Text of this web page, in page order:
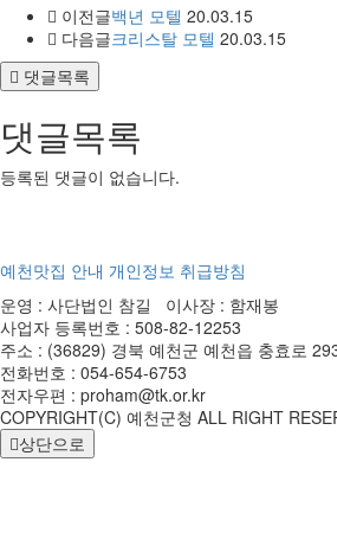
이전글백년 모텔 20.03.15
다음글크리스탈 모텔 20.03.15
댓글목록
댓글목록
등록된 댓글이 없습니다.
예천맛집 안내 개인정보 취급방침
운영 : 사단법인 참길 이사장 : 함재봉
사업자 등록번호 : 508-82-12253
주소 : (36829) 경북 예천군 예천읍 충효로
전화번호 : 054-654-6753
전자우편 : proham@tk.or.kr
COPYRIGHT(C) 예천군청 ALL RIGHT
상단으로